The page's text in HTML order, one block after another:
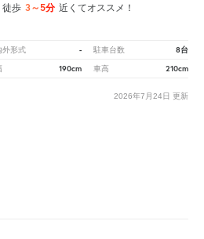
徒歩 3～5分 近くてオススメ！
外形式 - 駐車台数 8台
190cm 車高 210cm
2026年7月24日 更新